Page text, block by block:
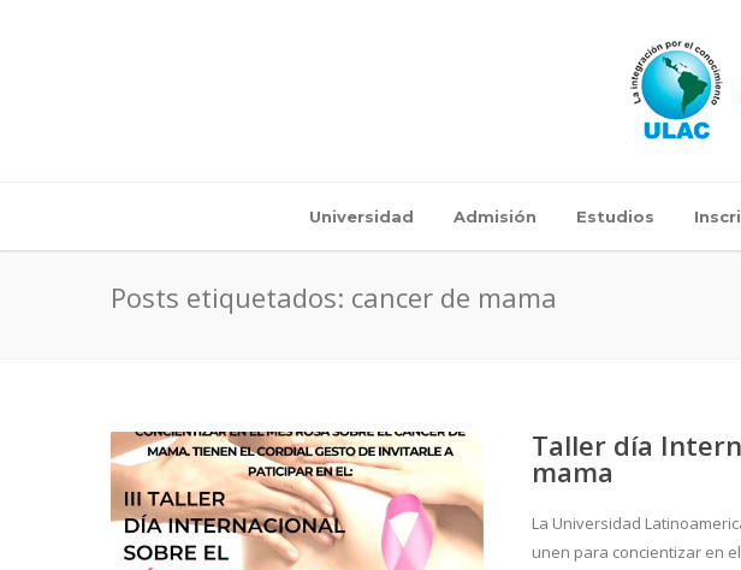
Universidad Admisión Estudios
Posts etiquetados: cancer de mama
Taller día
mama
La Universidad
unen para concientizar en